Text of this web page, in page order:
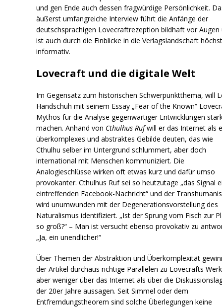
und gen Ende auch dessen fragwürdige Persönlichkeit.
äußerst umfangreiche Interview führt die Anfänge der
deutschsprachigen Lovecraftrezeption bildhaft vor Augen
ist auch durch die Einblicke in die Verlagslandschaft
informativ.
Lovecraft und die digitale Welt
Im Gegensatz zum historischen Schwerpunktthema, will
Handschuh mit seinem Essay „Fear of the Known“
Mythos für die Analyse gegenwärtiger Entwicklungen
machen. Anhand von Cthulhus Rufwill er das Internet als
überkomplexes und abstraktes Gebilde deuten, das wie
Cthulhu selber im Untergrund schlummert, aber doch
international mit Menschen kommuniziert. Die
Analogieschlüsse wirken oft etwas kurz und dafür umso
provokanter. Cthulhus Ruf sei so heutzutage „das Signal
eintreffenden Facebook-Nachricht“ und der
wird unumwunden mit der Degenerationsvorstellung des
Naturalismus identifiziert. „Ist der Sprung vom Fisch zur
so groß?“ – Man ist versucht ebenso provokativ zu
„Ja, ein unendlicher!“
Über Themen der Abstraktion und Überkomplexität
der Artikel durchaus richtige Parallelen zu Lovecrafts
aber weniger über das Internet als über die
der 20er Jahre aussagen. Seit Simmel oder dem
Entfremdungstheorem sind solche Überlegungen keine